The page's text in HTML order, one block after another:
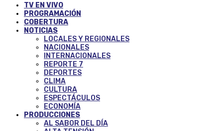
TV EN VIVO
PROGRAMACIÓN
COBERTURA
NOTICIAS
LOCALES Y REGIONALES
NACIONALES
INTERNACIONALES
REPORTE 7
DEPORTES
CLIMA
CULTURA
ESPECTÁCULOS
ECONOMÍA
PRODUCCIONES
AL SABOR DEL DÍA